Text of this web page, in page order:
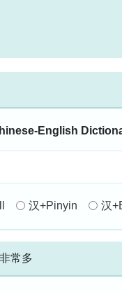
English
汉+Pinyin 汉
非常多